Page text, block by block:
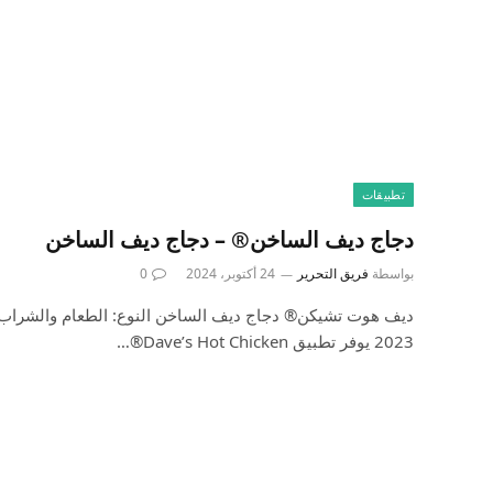
تطبيقات
دجاج ديف الساخن® – دجاج ديف الساخن
بواسطة فريق التحرير 24 أكتوبر، 2024 0
2023 يوفر تطبيق Dave’s Hot Chicken®…